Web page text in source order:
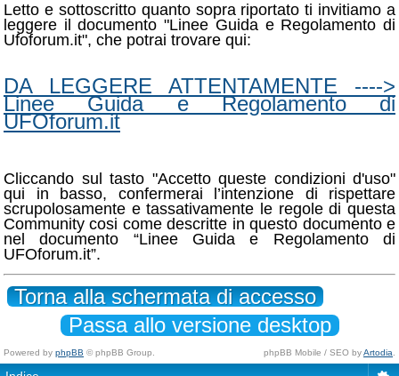
Letto e sottoscritto quanto sopra riportato ti invitiamo a
leggere il documento "Linee Guida e Regolamento di
Ufoforum.it", che potrai trovare qui:
DA LEGGERE ATTENTAMENTE ---->
Linee Guida e Regolamento di
UFOforum.it
Cliccando sul tasto "Accetto queste condizioni d'uso"
qui in basso, confermerai l’intenzione di rispettare
scrupolosamente e tassativamente le regole di questa
Community cosi come descritte in questo documento e
nel documento “Linee Guida e Regolamento di
UFOforum.it”.
Torna alla schermata di accesso
Passa allo versione desktop
Powered by phpBB © phpBB Group. phpBB Mobile / SEO byArtodia